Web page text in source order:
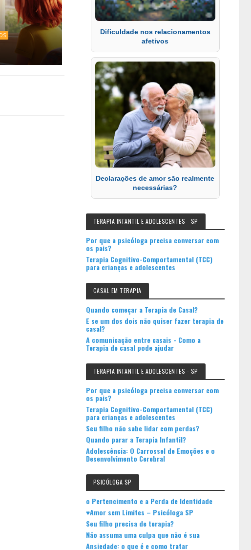
Dificuldade nos relacionamentos
afetivos
Declarações de amor são realmente
necessárias?
TERAPIA INFANTIL E ADOLESCENTES - SP
Por que a psicóloga precisa conversar com
os pais?
Terapia Cognitivo-Comportamental (TCC)
para crianças e adolescentes
CASAL EM TERAPIA
Quando começar a Terapia de Casal?
E se um dos dois não quiser fazer terapia de
casal?
A comunicação entre casais - Como a
Terapia de casal pode ajudar
TERAPIA INFANTIL E ADOLESCENTES - SP
Por que a psicóloga precisa conversar com
os pais?
Terapia Cognitivo-Comportamental (TCC)
para crianças e adolescentes
Seu filho não sabe lidar com perdas?
Quando parar a Terapia Infantil?
Adolescência: O Carrossel de Emoções e o
Desenvolvimento Cerebral
PSICÓLOGA SP
o Pertencimento e a Perda de Identidade
♥Amor sem Limites – Psicóloga SP
Seu filho precisa de terapia?
Não assuma uma culpa que não é sua
Ansiedade: o que é e como tratar